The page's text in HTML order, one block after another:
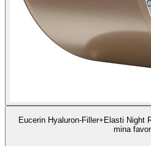
Eucerin Hyaluron-Filler+Elasti Night
mina